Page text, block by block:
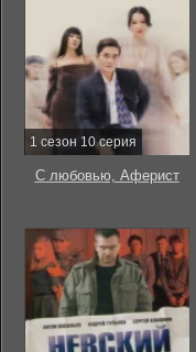
1 сезон 10 серия
С любовью, Аферист